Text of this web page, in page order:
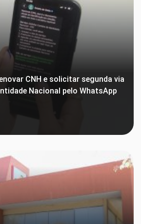
CNH e solicitar segunda via
Nacional pelo WhatsApp